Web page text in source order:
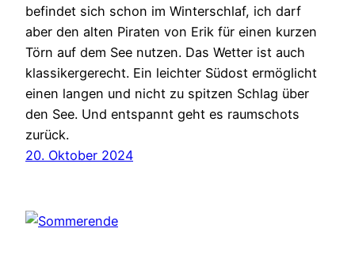
befindet sich schon im Winterschlaf, ich darf
aber den alten Piraten von Erik für einen kurzen
Törn auf dem See nutzen. Das Wetter ist auch
klassikergerecht. Ein leichter Südost ermöglicht
einen langen und nicht zu spitzen Schlag über
den See. Und entspannt geht es raumschots
zurück.
20. Oktober 2024